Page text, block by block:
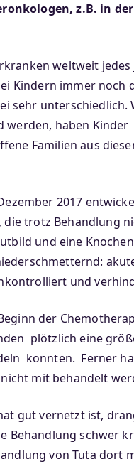
z.B. in
weltweit
Kindern immer
sehr
haben
Familien aus
2017
trotz Behandlung
und eine
und
der
plötzlich eine
konnten. Ferner
mit behandelt
gut vernetzt ist,
Behandlung schwer
von Tuta dort